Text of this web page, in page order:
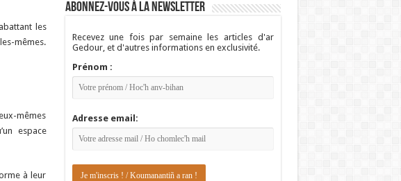
les
mêmes.
mêmes
espace
à leur
Abonnez-vous à la newsletter
Recevez une fois par semaine les articles d'ar
Gedour, et d'autres informations en exclusivité.
Prénom :
Adresse email: